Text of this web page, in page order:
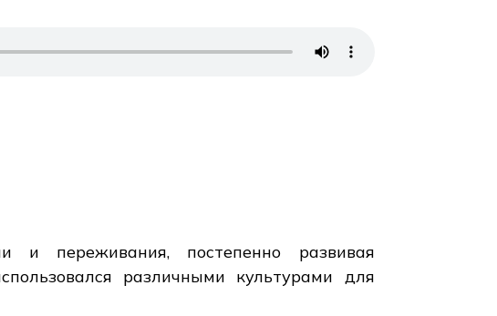
переживания, постепенно развивая
различными культурами для